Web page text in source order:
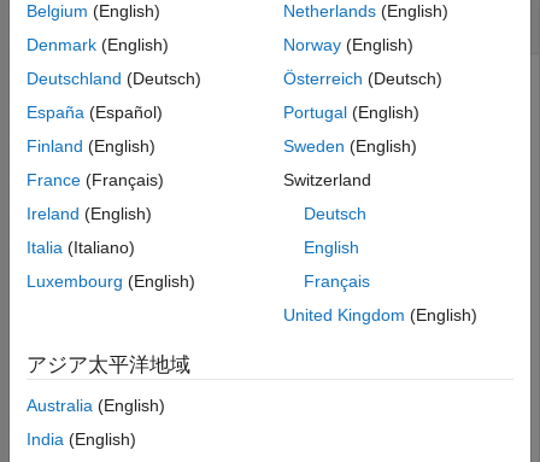
Convert S-Parameters to Z-Parameters
Define a matrix of S-parameters.
s_11 = 0.61*exp(j*165/180*pi);
s_12 = 0.05*exp(j*42/180*pi);
s_22 = 0.45*exp(j*(-48/180)*pi);
z0 = 50;
z_params = s2z(s_params,z0)
Belgium (English)
Denmark (English)
Deutschland (Deutsch)
España (Español)
Finland (English)
France (Français)
Ireland (English)
Italia (Italiano)
Luxembourg (English)
Netherlands(English)
Norway(English)
Österreich (Deutsch)
Portugal(English)
Sweden (English)
Switzerland
Deutsch
English
Français
United Kingdom (English)
アジア太平洋地域
Australia (English)
India (English)